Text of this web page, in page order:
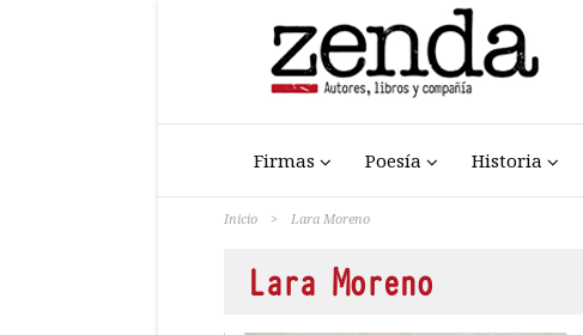
Firmas Poesía Historia
Inicio > Lara Moreno
Lara Moreno